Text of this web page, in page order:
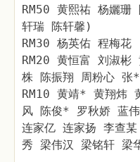
RM50 黄熙祐 杨孋
轩瑞 陈轩馨)
RM30 杨英佑 程梅
RM20 黄恒富 刘淑
株 陈振翔 周粉心 张
RM10 黄靖* 黄翔炜
风 陈俊* 罗秋娇 蓝
连家亿 连家扬 李查
秀 梁伟汉 梁铭轩 梁